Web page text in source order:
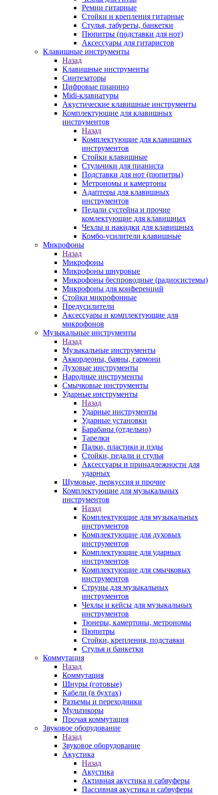
Ремни гитарные
Стойки и крепления гитарные
Стулья, табуреты, банкетки
Пюпитры (подставки для нот)
Аксессуары для гитаристов
Клавишные инструменты
Назад
Клавишные инструменты
Синтезаторы
Цифровые пианино
Midi-клавиатуры
Акустические клавишные инструменты
Комплектующие для клавишных
инструментов
Назад
Комплектующие для клавишных
инструментов
Стойки клавишные
Стульчики для пианиста
Подставки для нот (пюпитры)
Метрономы и камертоны
Адаптеры для клавишных
инструментов
Педали сустейна и прочие
комлектующие для клавишных
Чехлы и накидки для клавишных
Комбо-усилители клавишные
Микрофоны
Назад
Микрофоны
Микрофоны шнуровые
Микрофоны беспроводные (радиосистемы)
Микрофоны для конференций
Стойки микрофонные
Предусилители
Аксессуары и комплектующие для
микрофонов
Музыкальные инструменты
Назад
Музыкальные инструменты
Аккордеоны, баяны, гармони
Духовые инструменты
Народные инструменты
Смычковые инструменты
Ударные инструменты
Назад
Ударные инструменты
Ударные установки
Барабаны (отдельно)
Тарелки
Палки, пластики и пэды
Стойки, педали и стулья
Аксессуары и принадлежности для
ударных
Шумовые, перкуссия и прочие
Комплектующие для музыкальных
инструментов
Назад
Комплектующие для музыкальных
инструментов
Комплектующие для духовых
инструментов
Комплектующие для ударных
инструментов
Комплектующие для смычковых
инструментов
Струны для музыкальных
инструментов
Чехлы и кейсы для музыкальных
инструментов
Тюнеры, камертоны, метрономы
Пюпитры
Стойки, крепления, подставки
Стулья и банкетки
Коммутация
Назад
Коммутация
Шнуры (готовые)
Кабели (в бухтах)
Разъемы и переходники
Мультикоры
Прочая коммутация
Звуковое оборудование
Назад
Звуковое оборудование
Акустика
Назад
Акустика
Активная акустика и сабвуферы
Пассивная акустика и сабвуферы